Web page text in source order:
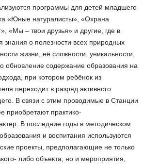
программы для детей младшего
«Юные натуралисты», «Охрана
«Мы – твои друзья» и другие, где в
о полезности всех природных
жизни, её сложности, уникальности,
обновление содержание образования на
при котором ребёнок из
переходит в разряд активного
В связи с этим проводимые в Станции
приобретают практико-
В последние годы в методическом
и воспитания используются
проекты, предполагающие не только
либо объекта, но и мероприятия,